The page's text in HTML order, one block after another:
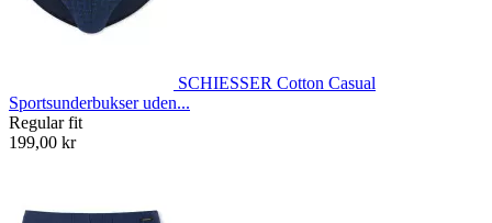
SCHIESSER Cotton Casual
Sportsunderbukser uden...
Regular fit
199,00 kr